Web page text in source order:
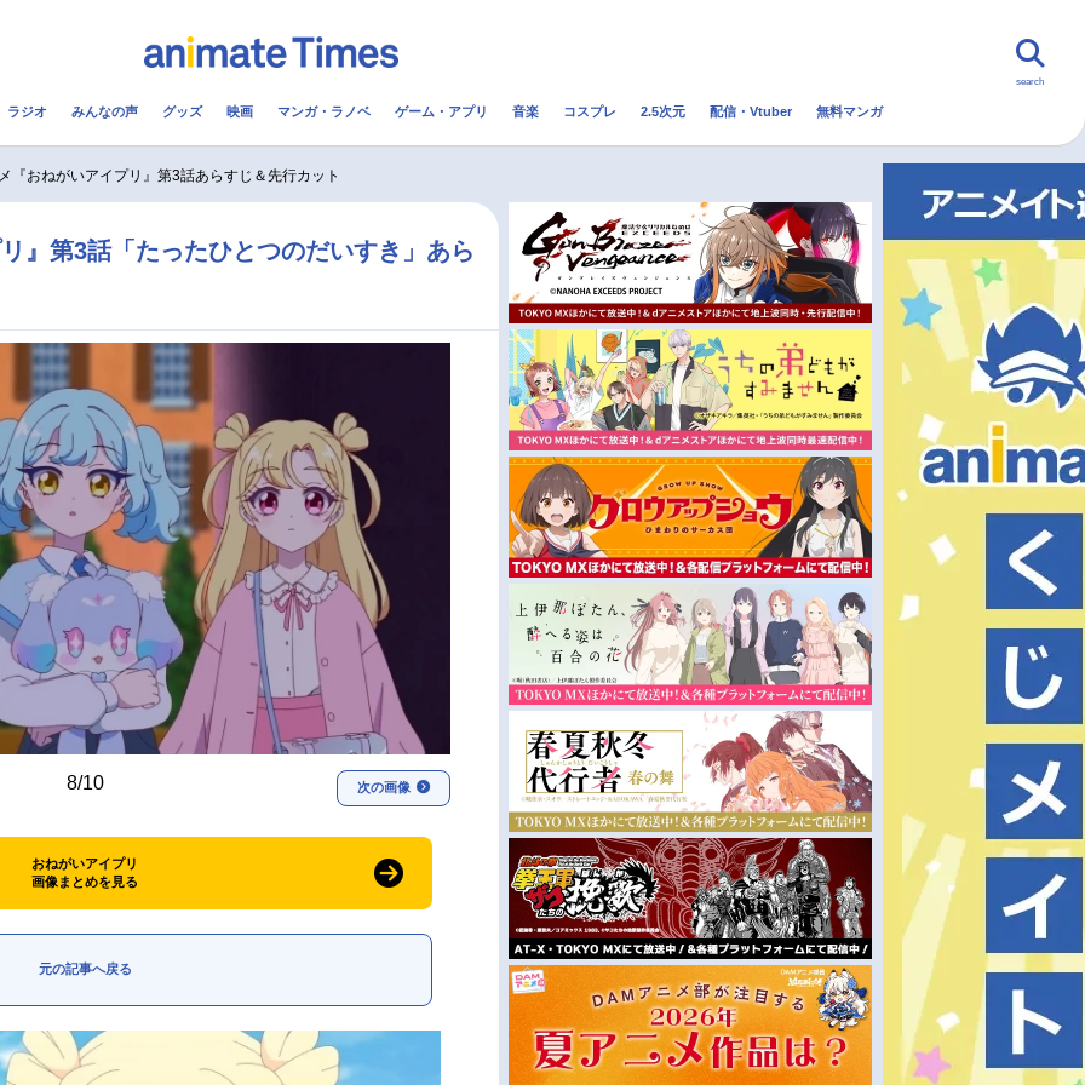
コスプレ 2.5次元 配信・Vtuber トレンド 無料マンガ
実写化映画一覧
男性声優/女性声優一覧
今期アニメ曜日別一覧 秋アニメ
冬アニメ
FOLLOW US
search
ラジオ みんなの声 グッズ 映画 マンガ・ラノベ ゲーム・アプリ 音楽 コスプレ 2.5次元 配信・Vtuber 無料マンガ
『おねがいアイプリ』第3話あらすじ＆先行カット
』第3話「たったひとつのだいすき」あら
8/10 次の画像
おねがいアイプリ
画像まとめを見る
元の記事へ戻る